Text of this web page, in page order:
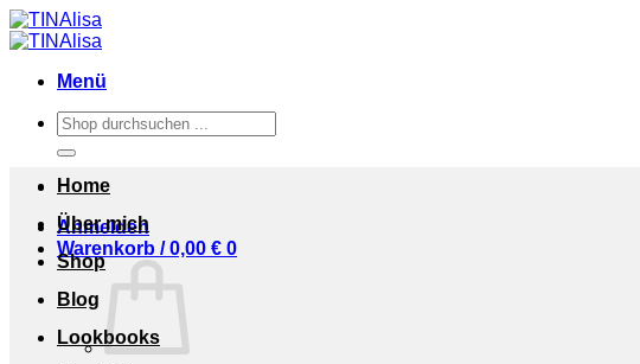
Zum
Inhalt
Menü
Suchen
nach:
Anmelden
Warenkorb /0,00 € 0
Home
Über mich
Shop
Blog
Lookbooks